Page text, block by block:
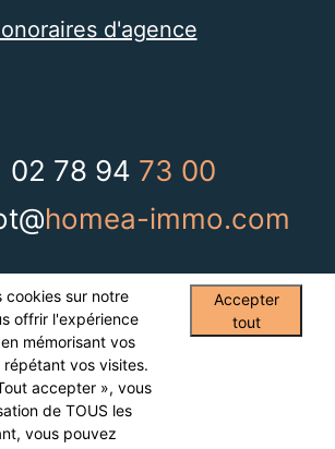
d'agence
02 78 94 73 00
homea-immo.com
nous sur :
cookies sur notre
offrir l'expérience
mémorisant vos
vos visites.
accepter », vous
de TOUS les
vous pouvez
Accepter
tout